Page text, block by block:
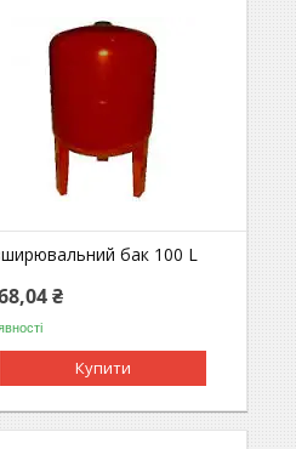
бак 100 L
₴
Купити